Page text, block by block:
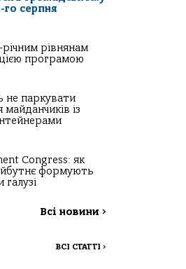
го серпня
річним рівнянам
програмою
не паркувати
майданчиків із
Congress: як
формують
галузі
Всі новини >
ВСІ СТАТТІ >